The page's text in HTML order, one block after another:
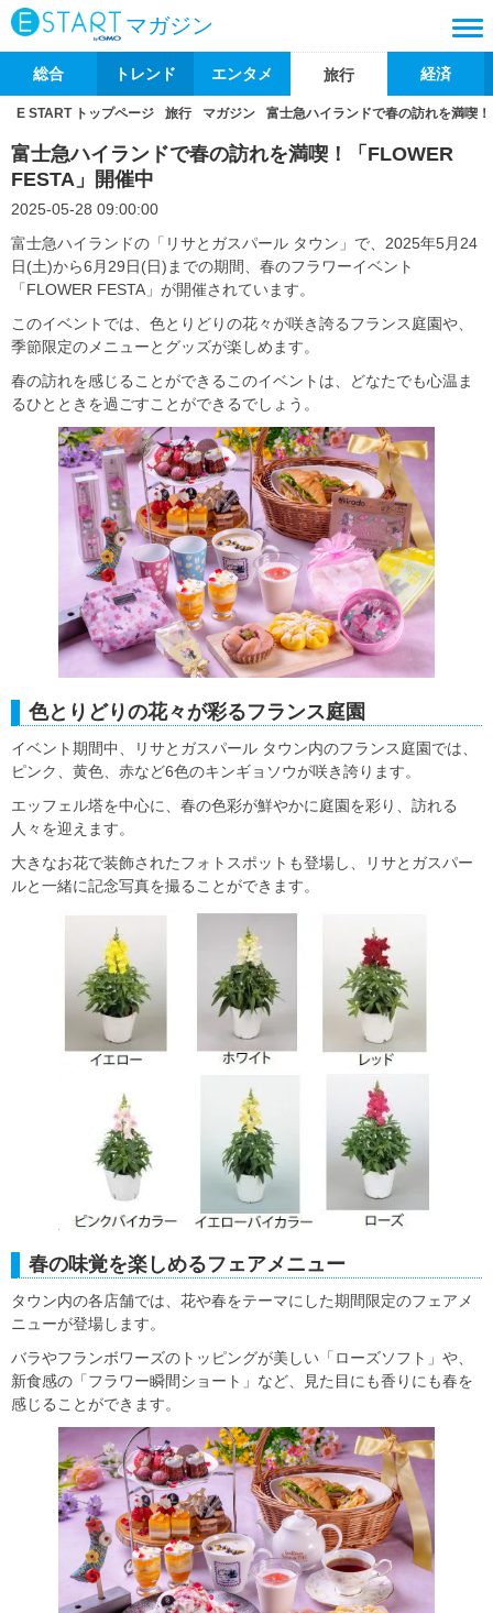
マガジン
総合 トレンド エンタメ 旅行 経済
E START トップページ 旅行 マガジン 富士急ハイランドで春の訪れを満喫
富士急ハイランドで春の訪れを満喫！「FLOWER
FESTA」開催中
2025-05-28 09:00:00
富士急ハイランドの「リサとガスパール タウン」で、2025年5月24
日(土)から6月29日(日)までの期間、春のフラワーイベント
「FLOWER FESTA」が開催されています。
このイベントでは、色とりどりの花々が咲き誇るフランス庭園や、
季節限定のメニューとグッズが楽しめます。
春の訪れを感じることができるこのイベントは、どなたでも心温ま
るひとときを過ごすことができるでしょう。
色とりどりの花々が彩るフランス庭園
イベント期間中、リサとガスパール タウン内のフランス庭園では、
ピンク、黄色、赤など6色のキンギョソウが咲き誇ります。
エッフェル塔を中心に、春の色彩が鮮やかに庭園を彩り、訪れる
人々を迎えます。
大きなお花で装飾されたフォトスポットも登場し、リサとガスパー
ルと一緒に記念写真を撮ることができます。
春の味覚を楽しめるフェアメニュー
タウン内の各店舗では、花や春をテーマにした期間限定のフェアメ
ニューが登場します。
バラやフランボワーズのトッピングが美しい「ローズソフト」や、
新食感の「フラワー瞬間ショート」など、見た目にも香りにも春を
感じることができます。